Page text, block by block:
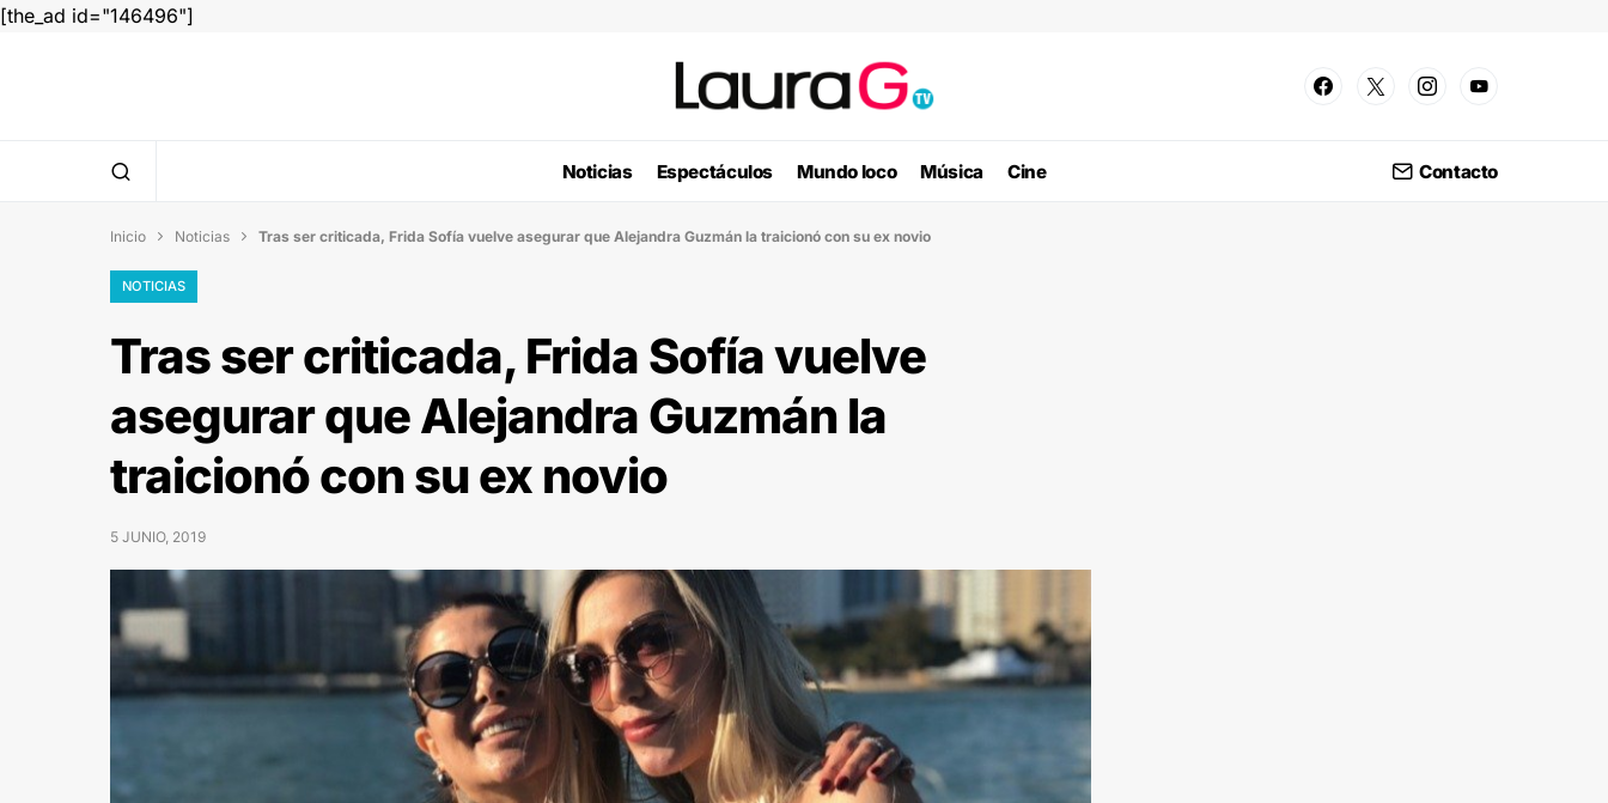
[the_ad id="146496"]
Noticias Espectáculos Mundo loco Música Cine Contacto
Inicio  Noticias  Tras ser criticada, Frida Sofía vuelve asegurar que Alejandra Guzmán la traicionó con su ex novio
NOTICIAS
Tras ser criticada, Frida Sofía vuelve
asegurar que Alejandra Guzmán la
traicionó con su ex novio
5 JUNIO, 2019